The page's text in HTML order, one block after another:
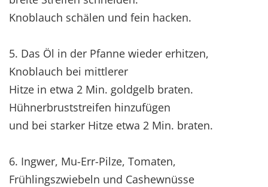
Knoblauch schälen und fein hacken.
5. Das Öl in der Pfanne wieder erhitzen,
Knoblauch bei mittlerer
Hitze in etwa 2 Min. goldgelb braten.
Hühnerbruststreifen hinzufügen
und bei starker Hitze etwa 2 Min. braten.
6. Ingwer, Mu-Err-Pilze, Tomaten,
Frühlingszwiebeln und Cashewnüsse